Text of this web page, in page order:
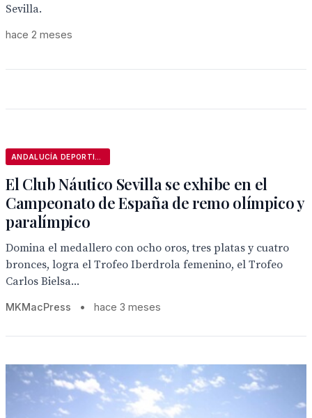
Sevilla.
hace 2 meses
El Club Náutico Sevilla se exhibe en el
Campeonato de España de remo olímpico y
paralímpico
Domina el medallero con ocho oros, tres platas y cuatro
bronces, logra el Trofeo Iberdrola femenino, el Trofeo
Carlos Bielsa...
MKMacPress • hace 3 meses